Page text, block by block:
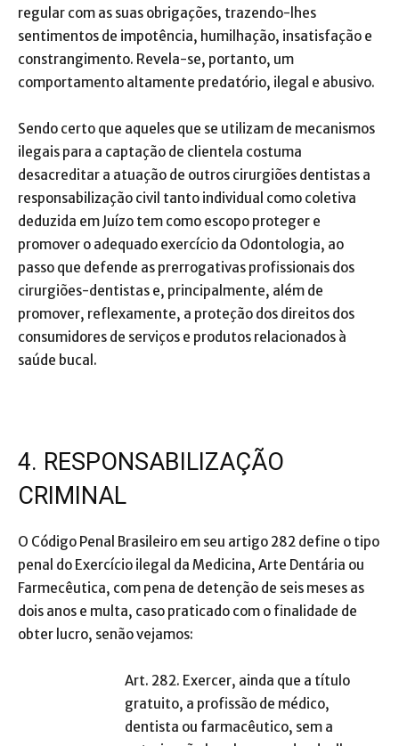
regular com as suas obrigações, trazendo-lhes
sentimentos de impotência, humilhação, insatisfação e
constrangimento. Revela-se, portanto, um
comportamento altamente predatório, ilegal e abusivo.
Sendo certo que aqueles que se utilizam de mecanismos
ilegais para a captação de clientela costuma
desacreditar a atuação de outros cirurgiões dentistas a
responsabilização civil tanto individual como coletiva
deduzida em Juízo tem como escopo proteger e
promover o adequado exercício da Odontologia, ao
passo que defende as prerrogativas profissionais dos
cirurgiões-dentistas e, principalmente, além de
promover, reflexamente, a proteção dos direitos dos
consumidores de serviços e produtos relacionados à
saúde bucal.
4. RESPONSABILIZAÇÃO
CRIMINAL
O Código Penal Brasileiro em seu artigo 282 define o tipo
penal do Exercício ilegal da Medicina, Arte Dentária ou
Farmecêutica, com pena de detenção de seis meses as
dois anos e multa, caso praticado com o finalidade de
obter lucro, senão vejamos:
Art. 282. Exercer, ainda que a título
gratuito, a profissão de médico,
dentista ou farmacêutico, sem a